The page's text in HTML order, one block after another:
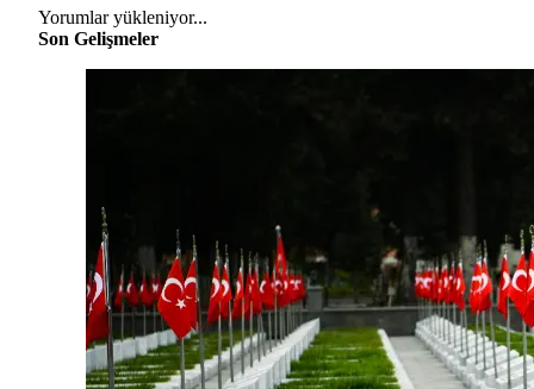
Yorumlar yükleniyor...
Son Gelişmeler